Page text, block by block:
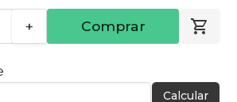
+ Comprar
Calcular